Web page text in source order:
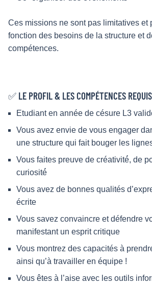
Ces missions ne sont pas limitatives et
fonction des besoins de la structure et
compétences.
✅ LE PROFIL & LES COMPÉTENCES
Etudiant en année de césure L3
Vous avez envie de vous engager
une structure qui fait bouger les
Vous faites preuve de créativité́, de
curiosité́
Vous avez de bonnes qualités
écrite
Vous savez convaincre et défendre
manifestant un esprit critique
Vous montrez des capacités à
ainsi qu’à travailler en équipe !
Vous êtes à l’aise avec les outils